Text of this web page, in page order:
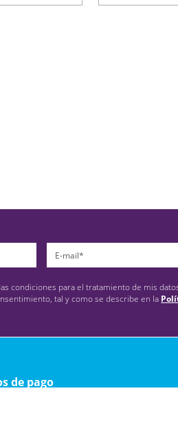
condiciones para el tratamiento de mis
tal y como se describe en la
de pago